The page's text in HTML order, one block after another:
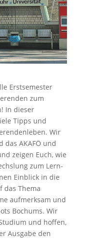
Erstsemester
zum
In dieser
Tipps und
Wir
das AKAFÖ und
zeigen Euch, wie
zum Lern-
Einblick in die
das Thema
aufmerksam und
Bochums. Wir
und hoffen,
Ausgabe den